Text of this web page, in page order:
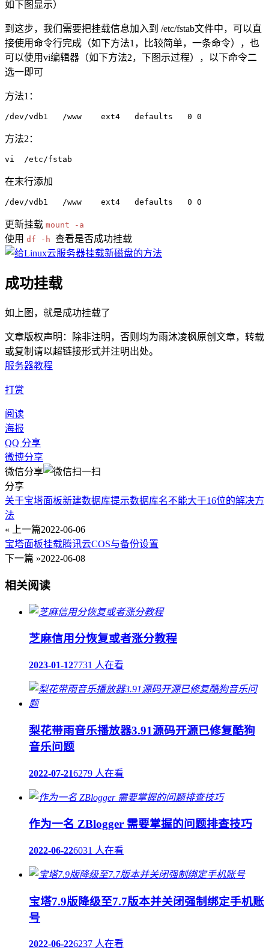
如下图显示）
到这步，我们需要把挂载信息加入到 /etc/fstab文件中，可以直
接使用命令行完成（如下方法1，比较简单，一条命令），也
可以使用vi编辑器（如下方法2，下图示过程），以下命令二
选一即可
方法1：
/dev/vdb1   /www    ext4   defaults   0 0
方法2：
vi  /etc/fstab
在末行添加
/dev/vdb1   /www    ext4   defaults   0 0
更新挂载 mount -a
使用 df -h 查看是否成功挂载
成功挂载
如上图，就是成功挂载了
文章版权声明：除非注明，否则均为雨沐凌枫原创文章，转载
或复制请以超链接形式并注明出处。
服务器教程
打赏
阅读
海报
QQ 分享
微博分享
微信分享
分享
关于宝塔面板新建数据库提示数据库名不能大于16位的解决方
法
« 上一篇2022-06-06
宝塔面板挂载腾讯云COS与备份设置
下一篇 »2022-06-08
相关阅读
芝麻信用分恢复或者涨分教程
2023-01-127731 人在看
梨花带雨音乐播放器3.91源码开源已修复酷狗
音乐问题
2022-07-216279 人在看
作为一名 ZBlogger 需要掌握的问题排查技巧
2022-06-226031 人在看
宝塔7.9版降级至7.7版本并关闭强制绑定手机账
号
2022-06-226237 人在看